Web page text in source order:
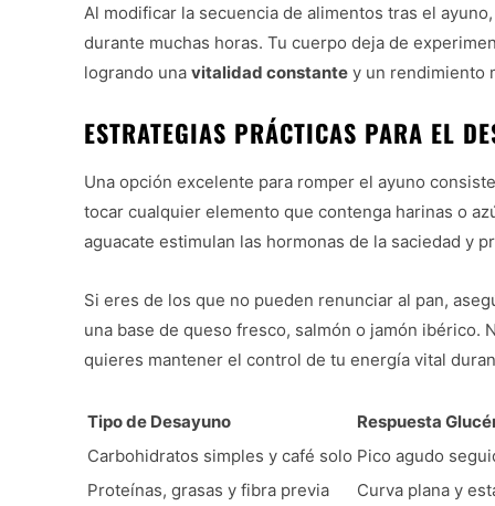
Al modificar la secuencia de alimentos tras el
durante muchas horas. Tu cuerpo deja de
logrando una vitalidad constante y un rendimiento
ESTRATEGIAS PRÁCTICAS PARA EL
Una opción excelente para romper el ayuno
tocar cualquier elemento que contenga harinas o
aguacate estimulan las hormonas de la saciedad y
Si eres de los que no pueden renunciar al pan,
una base de queso fresco, salmón o jamón ibérico.
quieres mantener el control de tu energía vital
Tipo de Desayuno
Respuesta
Carbohidratos simples y café solo Pico agudo
Proteínas, grasas y fibra previa
Curva plana y